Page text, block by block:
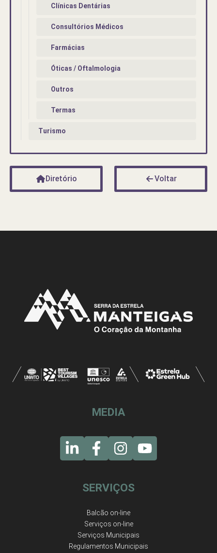
Clínicas Dentárias
Consultórios Médicos
Farmácias
Óticas / Oftalmologia
Outros
Termas
Turismo
Diretório Voltar
MEDIA
SERVIÇOS
Balcão on-line
Serviços on-line
Serviços Municipais
Regulamentos Municipais